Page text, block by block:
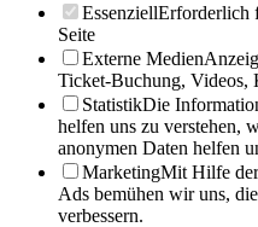
EssenziellErforderlich
Seite
Externe Medien
Ticket-Buchung, Videos,
StatistikDie
helfen uns zu verstehen,
anonymen Daten helfen
MarketingMit Hilfe
Ads bemühen wir uns,
verbessern.